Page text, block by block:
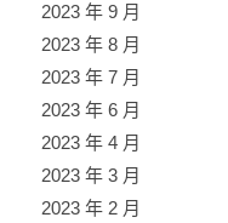
2023 年 9 月
2023 年 8 月
2023 年 7 月
2023 年 6 月
2023 年 4 月
2023 年 3 月
2023 年 2 月